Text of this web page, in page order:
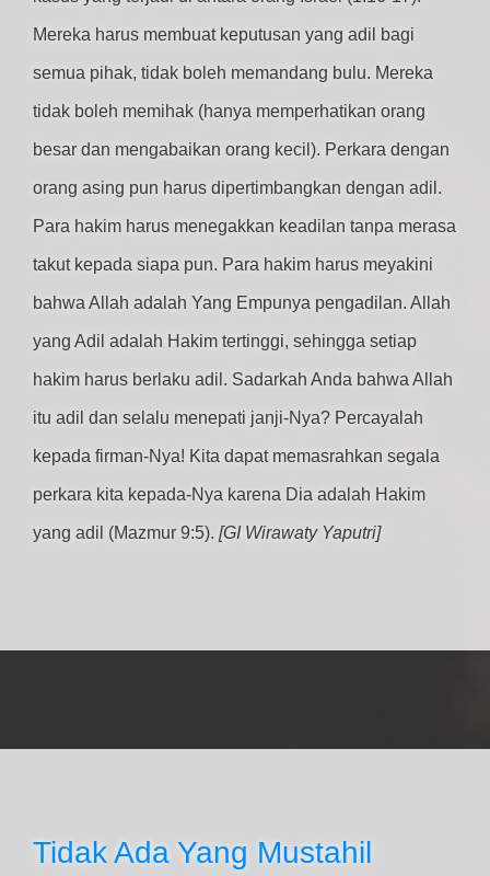
Mereka harus membuat keputusan yang adil bagi
semua pihak, tidak boleh memandang bulu. Mereka
tidak boleh memihak (hanya memperhatikan orang
besar dan mengabaikan orang kecil). Perkara dengan
orang asing pun harus dipertimbangkan dengan adil.
Para hakim harus menegakkan keadilan tanpa merasa
takut kepada siapa pun. Para hakim harus meyakini
bahwa Allah adalah Yang Empunya pengadilan. Allah
yang Adil adalah Hakim tertinggi, sehingga setiap
hakim harus berlaku adil. Sadarkah Anda bahwa Allah
itu adil dan selalu menepati janji-Nya? Percayalah
kepada firman-Nya! Kita dapat memasrahkan segala
perkara kita kepada-Nya karena Dia adalah Hakim
yang adil (Mazmur 9:5). [GI Wirawaty Yaputri]
Tidak Ada Yang Mustahil